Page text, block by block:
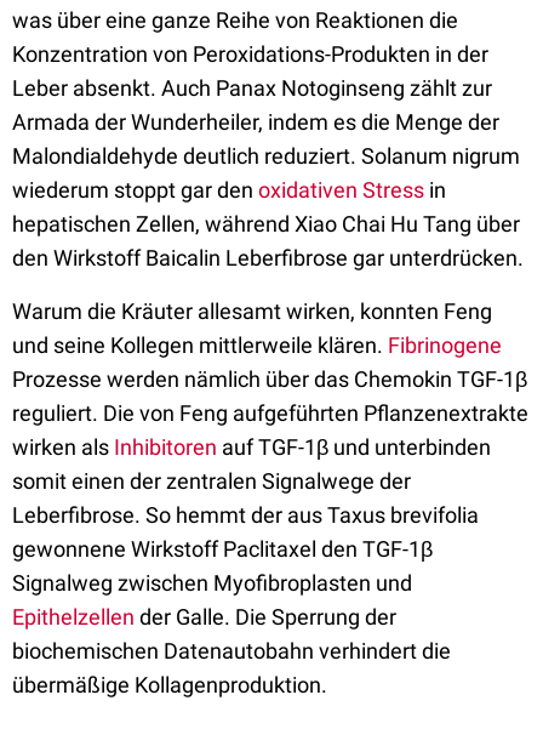
was über eine ganze Reihe von Reaktionen die
Konzentration von Peroxidations-Produkten in der
Leber absenkt. Auch Panax Notoginseng zählt zur
Armada der Wunderheiler, indem es die Menge der
Malondialdehyde deutlich reduziert. Solanum nigrum
wiederum stoppt gar den oxidativen Stress in
hepatischen Zellen, während Xiao Chai Hu Tang über
den Wirkstoff Baicalin Leberfibrose gar unterdrücken.
Warum die Kräuter allesamt wirken, konnten Feng
und seine Kollegen mittlerweile klären. Fibrinogene
Prozesse werden nämlich über das Chemokin TGF-1β
reguliert. Die von Feng aufgeführten Pflanzenextrakte
wirken als Inhibitoren auf TGF-1β und unterbinden
somit einen der zentralen Signalwege der
Leberfibrose. So hemmt der aus Taxus brevifolia
gewonnene Wirkstoff Paclitaxel den TGF-1β
Signalweg zwischen Myofibroplasten und
Epithelzellen der Galle. Die Sperrung der
biochemischen Datenautobahn verhindert die
übermäßige Kollagenproduktion.